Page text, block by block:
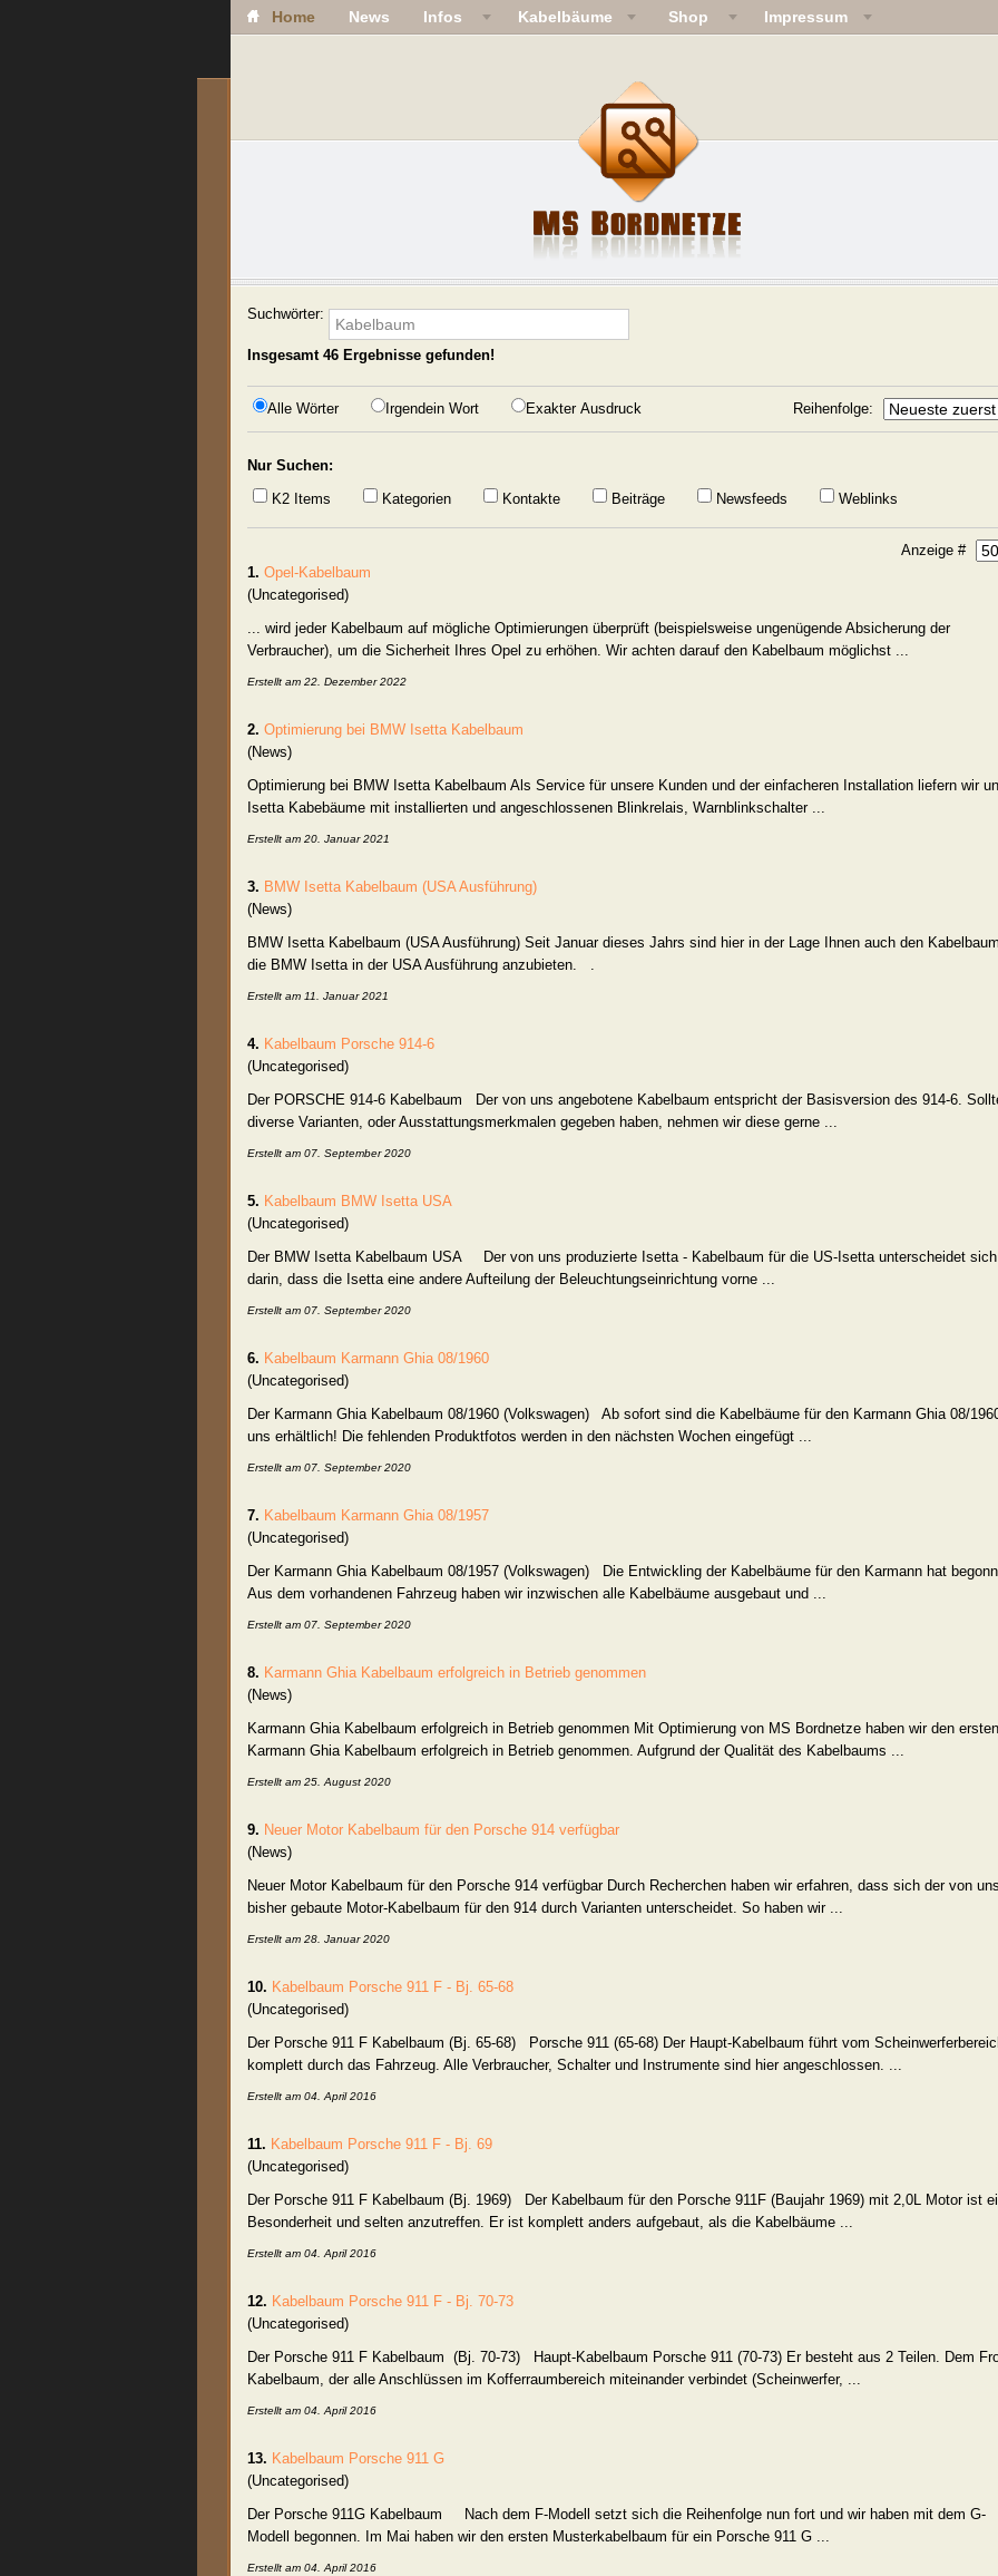
Home News Infos Kabelbäume Shop Impressum
Suchwörter:
Insgesamt 46 Ergebnisse gefunden!
Alle Wörter Irgendein Wort Exakter Ausdruck Reihenfolge:
Nur Suchen:
K2 Items
Kategorien Kontakte Beiträge Newsfeeds Weblinks
Anzeige #
1. Opel-Kabelbaum
(Uncategorised)
... wird jeder Kabelbaum auf mögliche Optimierungen überprüft (beispielsweise ungenügende Absicherung der
Verbraucher), um die Sicherheit Ihres Opel zu erhöhen. Wir achten darauf den Kabelbaum möglichst ...
Erstellt am 22. Dezember 2022
2. Optimierung bei BMW Isetta Kabelbaum
(News)
Optimierung bei BMW Isetta Kabelbaum Als Service für unsere Kunden und der einfacheren Installation liefern wir
Isetta Kabebäume mit installierten und angeschlossenen Blinkrelais, Warnblinkschalter ...
Erstellt am 20. Januar 2021
3. BMW Isetta Kabelbaum (USA Ausführung)
(News)
BMW Isetta Kabelbaum (USA Ausführung) Seit Januar dieses Jahrs sind hier in der Lage Ihnen auch den
die BMW Isetta in der USA Ausführung anzubieten. .
Erstellt am 11. Januar 2021
4. Kabelbaum Porsche 914-6
(Uncategorised)
Der PORSCHE 914-6 Kabelbaum Der von uns angebotene Kabelbaum entspricht der Basisversion des 914-6.
diverse Varianten, oder Ausstattungsmerkmalen gegeben haben, nehmen wir diese gerne ...
Erstellt am 07. September 2020
5. Kabelbaum BMW Isetta USA
(Uncategorised)
Der BMW Isetta Kabelbaum USA Der von uns produzierte Isetta - Kabelbaum für die US-Isetta unterscheidet sich
darin, dass die Isetta eine andere Aufteilung der Beleuchtungseinrichtung vorne ...
Erstellt am 07. September 2020
6. Kabelbaum Karmann Ghia 08/1960
(Uncategorised)
Der Karmann Ghia Kabelbaum 08/1960 (Volkswagen) Ab sofort sind die Kabelbäume für den Karmann Ghia 08/
uns erhältlich! Die fehlenden Produktfotos werden in den nächsten Wochen eingefügt ...
Erstellt am 07. September 2020
7. Kabelbaum Karmann Ghia 08/1957
(Uncategorised)
Der Karmann Ghia Kabelbaum 08/1957 (Volkswagen) Die Entwickling der Kabelbäume für den Karmann hat
Aus dem vorhandenen Fahrzeug haben wir inzwischen alle Kabelbäume ausgebaut und ...
Erstellt am 07. September 2020
8. Karmann Ghia Kabelbaum erfolgreich in Betrieb genommen
(News)
Karmann Ghia Kabelbaum erfolgreich in Betrieb genommen Mit Optimierung von MS Bordnetze haben wir den ersten
Karmann Ghia Kabelbaum erfolgreich in Betrieb genommen. Aufgrund der Qualität des Kabelbaums ...
Erstellt am 25. August 2020
9. Neuer Motor Kabelbaum für den Porsche 914 verfügbar
(News)
Neuer Motor Kabelbaum für den Porsche 914 verfügbar Durch Recherchen haben wir erfahren, dass sich der von uns
bisher gebaute Motor-Kabelbaum für den 914 durch Varianten unterscheidet. So haben wir ...
Erstellt am 28. Januar 2020
10. Kabelbaum Porsche 911 F - Bj. 65-68
(Uncategorised)
Der Porsche 911 F Kabelbaum (Bj. 65-68) Porsche 911 (65-68) Der Haupt-Kabelbaum führt vom
komplett durch das Fahrzeug. Alle Verbraucher, Schalter und Instrumente sind hier angeschlossen. ...
Erstellt am 04. April 2016
11. Kabelbaum Porsche 911 F - Bj. 69
(Uncategorised)
Der Porsche 911 F Kabelbaum (Bj. 1969) Der Kabelbaum für den Porsche 911F (Baujahr 1969) mit 2,0L Motor ist
Besonderheit und selten anzutreffen. Er ist komplett anders aufgebaut, als die Kabelbäume ...
Erstellt am 04. April 2016
12. Kabelbaum Porsche 911 F - Bj. 70-73
(Uncategorised)
Der Porsche 911 F Kabelbaum (Bj. 70-73) Haupt-Kabelbaum Porsche 911 (70-73) Er besteht aus 2 Teilen. Dem
Kabelbaum, der alle Anschlüssen im Kofferraumbereich miteinander verbindet (Scheinwerfer, ...
Erstellt am 04. April 2016
13. Kabelbaum Porsche 911 G
(Uncategorised)
Der Porsche 911G Kabelbaum Nach dem F-Modell setzt sich die Reihenfolge nun fort und wir haben mit dem G-
Modell begonnen. Im Mai haben wir den ersten Musterkabelbaum für ein Porsche 911 G ...
Erstellt am 04. April 2016